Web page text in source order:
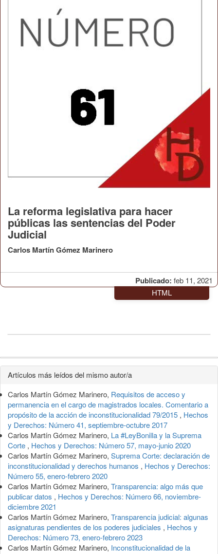
Publicado: feb 11, 2021
La reforma legislativa para hacer
públicas las sentencias del Poder
Judicial
Carlos Martín Gómez Marinero
HTML
Detalles
del
artículo
Artículos más leídos del mismo autor/a
Carlos Martín Gómez Marinero, Requisitos de acceso y
permanencia en el cargo de magistrados locales. Comentario a
propósito de la acción de inconstitucionalidad 79/2015 , Hechos
y Derechos: Número 41, septiembre-octubre 2017
Carlos Martín Gómez Marinero, La #LeyBonilla y la Suprema
Corte , Hechos y Derechos: Número 57, mayo-junio 2020
Carlos Martín Gómez Marinero, Suprema Corte: declaración de
inconstitucionalidad y derechos humanos , Hechos y Derechos:
Número 55, enero-febrero 2020
Carlos Martín Gómez Marinero, Transparencia: algo más que
publicar datos , Hechos y Derechos: Número 66, noviembre-
diciembre 2021
Carlos Martín Gómez Marinero, Transparencia judicial: algunas
asignaturas pendientes de los poderes judiciales , Hechos y
Derechos: Número 73, enero-febrero 2023
Carlos Martín Gómez Marinero, Inconstitucionalidad de la